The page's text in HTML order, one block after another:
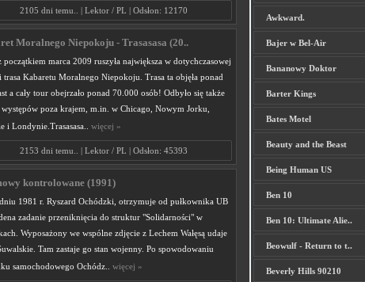
2105 dni temu.. | Lektor / PL | Odsłon: 12170
Moralnego Niepokoju - Trasasasa (20..
początkiem marca 2009 ruszyła największa w dotychczasowej
trasa Kabaretu Moralnego Niepokoju. Trasa ta objęła ponad
a cały tour obejrzało ponad 70.000 osób! Odbyło się także
występów poza krajem, m.in. w Chicago, Nowym Jorku,
i Londynie.Trasasasa.. więcej »
2153 dni temu.. | Lektor / PL | Odsłon: 45393
kontrolowane (1991)
1981 r. Ryszard Ochódzki, otrzymuje od pułkownika UB
zadanie przeniknięcia do struktur "Solidarności" w
Wyposażony we wspólne zdjęcie z Lechem Wałęsą udaje
Tam zastaje go stan wojenny. Po spowodowaniu
samochodowego Ochódz.. więcej »
Awkward.
Bajer w Bel-Air
Bananowy Doktor
Barter Kings
Bates Motel
Beauty and the Beast
Being Human US
Ben 10
Ben 10: Ultimate Alie..
Beowulf - Return to t..
Beverly Hills 90210